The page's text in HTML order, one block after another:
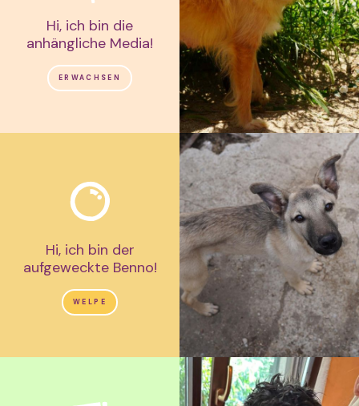
Hi, ich bin die
anhängliche Media!
ERWACHSEN
Hi, ich bin der
aufgeweckte Benno!
WELPE